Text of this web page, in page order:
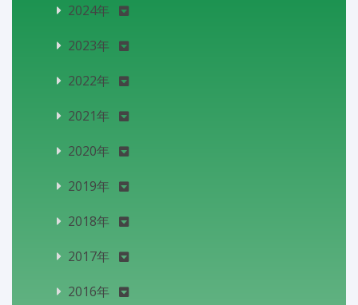
2024年
2023年
2022年
2021年
2020年
2019年
2018年
2017年
2016年